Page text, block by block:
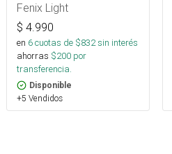
Fenix Light
$ 4.990
en 6cuotas de $832sin interés
ahorras $200 por
transferencia.
Disponible
+5 Vendidos